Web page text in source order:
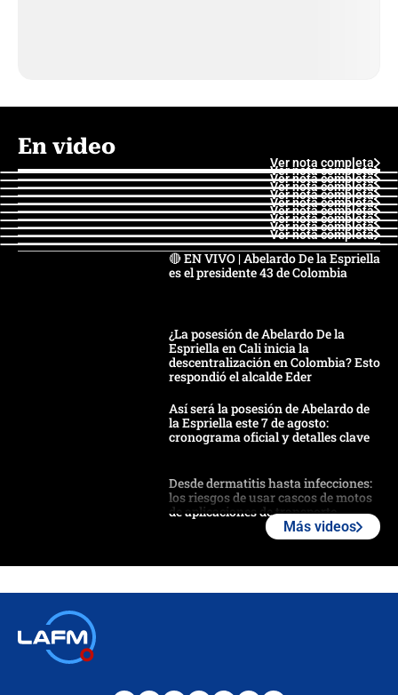
En video
Ver nota completa
Ver nota completa
Ver nota completa
Ver nota completa
Ver nota completa
Ver nota completa
Ver nota completa
Ver nota completa
Ver nota completa
Ver nota completa
🔴 EN VIVO | Abelardo De la Espriella
es el presidente 43 de Colombia
¿La posesión de Abelardo De la
Espriella en Cali inicia la
descentralización en Colombia? Esto
respondió el alcalde Eder
Así será la posesión de Abelardo de
la Espriella este 7 de agosto:
cronograma oficial y detalles clave
Desde dermatitis hasta infecciones:
los riesgos de usar cascos de motos
de aplicaciones de transporte
Más videos